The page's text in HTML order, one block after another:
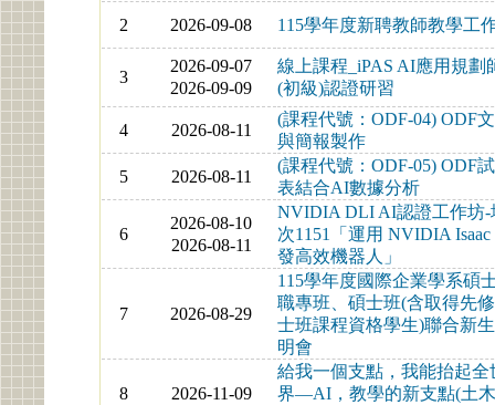
2
2026-09-08 115學年度新聘教師教學工
3
2026-09-07
2026-09-09
線上課程_iPAS AI應用規劃
(初級)認證研習
4 2026-08-11
(課程代號：ODF-04) ODF
與簡報製作
5
2026-08-11
(課程代號：ODF-05) ODF
表結合AI數據分析
6
2026-08-10
2026-08-11
NVIDIA DLI AI認證工作坊-
次1151「運用 NVIDIA Isaac
發高效機器人」
7 2026-08-29
115學年度國際企業學系碩
職專班、碩士班(含取得先
士班課程資格學生)聯合新
明會
8 2026-11-09
給我一個支點，我能抬起全
界—AI，教學的新支點(土